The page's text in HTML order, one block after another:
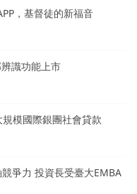
，基督徒的新福音
識功能上市
模國際銀團社會貸款
爭力 投資長受臺大EMBA